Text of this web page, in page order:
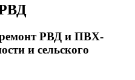
РВД и ПВХ-
и сельского